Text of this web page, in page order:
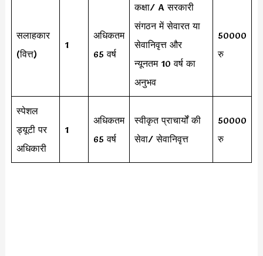
सलाहकार
(वित्त)
1
अधिकतम
65 वर्ष
कक्षा/ A सरकारी
संगठन में सेवारत या
सेवानिवृत्त और
न्यूनतम 10 वर्ष का
अनुभव
50000
रु
स्पेशल
ड्यूटी पर
अधिकारी
1
अधिकतम
65 वर्ष
स्वीकृत प्राचार्यों की
सेवा/ सेवानिवृत्त
50000
रु